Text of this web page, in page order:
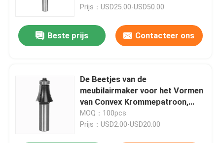
Prijs：USD25.00-USD50.00
Beste prijs Contacteer ons
De Beetjes van de
meubilairmaker voor het Vormen
van Convex Krommepatroon,
Koepelpatroon
MOQ：100pcs
Prijs：USD2.00-USD20.00